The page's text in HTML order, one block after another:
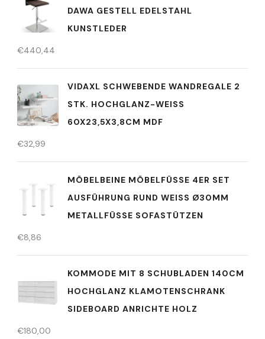
DAWA GESTELL EDELSTAHL
KUNSTLEDER
€440,44
VIDAXL SCHWEBENDE WANDREGALE 2
STK. HOCHGLANZ-WEISS 6
0X23,5X3,8CM MDF
€32,99
MÖBELBEINE MÖBELFÜSSE 4ER SET
AUSFÜHRUNG RUND WEISS Ø30MM
METALLFÜSSE SOFASTÜTZEN
€8,86
KOMMODE MIT 8 SCHUBLADEN 140CM
HOCHGLANZ KLAMOTENSCHRANK
SIDEBOARD ANRICHTE HOLZ
€180,00